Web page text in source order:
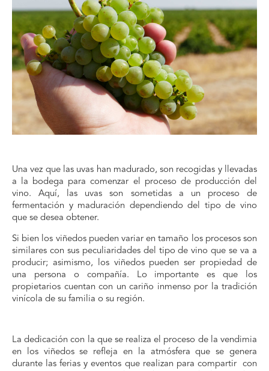
Una vez que las uvas han madurado, son recogidas y llevadas
a la bodega para comenzar el proceso de producción del
vino. Aquí, las uvas son sometidas a un proceso de
fermentación y maduración dependiendo del tipo de vino
que se desea obtener.
Si bien los viñedos pueden variar en tamaño los procesos son
similares con sus peculiaridades del tipo de vino que se va a
producir; asimismo, los viñedos pueden ser propiedad de
una persona o compañía. Lo importante es que los
propietarios cuentan con un cariño inmenso por la tradición
vinícola de su familia o su región.
La dedicación con la que se realiza el proceso de la vendimia
en los viñedos se refleja en la atmósfera que se genera
durante las ferias y eventos que realizan para compartir con